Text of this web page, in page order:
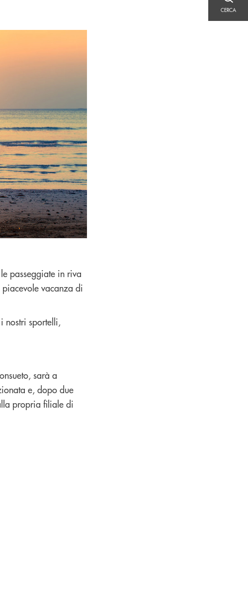
CERCA
passeggiate in riva
vacanza di
nostri sportelli,
sarà a
e, dopo due
propria filiale di